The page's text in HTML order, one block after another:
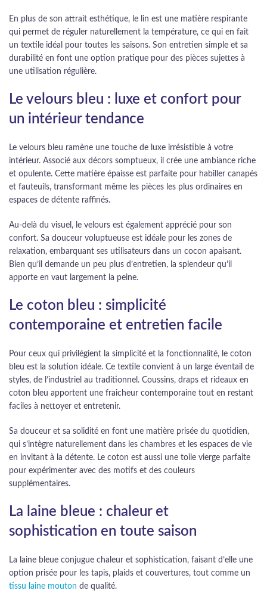
En plus de son attrait esthétique, le lin est une matière respirante
qui permet de réguler naturellement la température, ce qui en fait
un textile idéal pour toutes les saisons. Son entretien simple et sa
durabilité en font une option pratique pour des pièces sujettes à
une utilisation régulière.
Le velours bleu : luxe et confort pour
un intérieur tendance
Le velours bleu ramène une touche de luxe irrésistible à votre
intérieur. Associé aux décors somptueux, il crée une ambiance riche
et opulente. Cette matière épaisse est parfaite pour habiller canapés
et fauteuils, transformant même les pièces les plus ordinaires en
espaces de détente raffinés.
Au-delà du visuel, le velours est également apprécié pour son
confort. Sa douceur voluptueuse est idéale pour les zones de
relaxation, embarquant ses utilisateurs dans un cocon apaisant.
Bien qu’il demande un peu plus d’entretien, la splendeur qu’il
apporte en vaut largement la peine.
Le coton bleu : simplicité
contemporaine et entretien facile
Pour ceux qui privilégient la simplicité et la fonctionnalité, le coton
bleu est la solution idéale. Ce textile convient à un large éventail de
styles, de l’industriel au traditionnel. Coussins, draps et rideaux en
coton bleu apportent une fraicheur contemporaine tout en restant
faciles à nettoyer et entretenir.
Sa douceur et sa solidité en font une matière prisée du quotidien,
qui s’intègre naturellement dans les chambres et les espaces de vie
en invitant à la détente. Le coton est aussi une toile vierge parfaite
pour expérimenter avec des motifs et des couleurs
supplémentaires.
La laine bleue : chaleur et
sophistication en toute saison
La laine bleue conjugue chaleur et sophistication, faisant d’elle une
option prisée pour les tapis, plaids et couvertures, tout comme un
tissu laine mouton de qualité.